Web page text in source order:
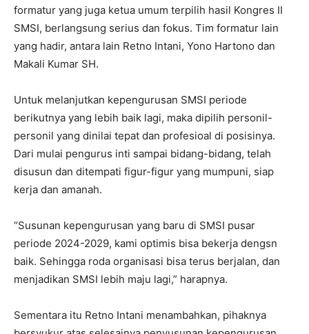
formatur yang juga ketua umum terpilih hasil Kongres II
SMSI, berlangsung serius dan fokus. Tim formatur lain
yang hadir, antara lain Retno Intani, Yono Hartono dan
Makali Kumar SH.
Untuk melanjutkan kepengurusan SMSI periode
berikutnya yang lebih baik lagi, maka dipilih personil-
personil yang dinilai tepat dan profesioal di posisinya.
Dari mulai pengurus inti sampai bidang-bidang, telah
disusun dan ditempati figur-figur yang mumpuni, siap
kerja dan amanah.
“Susunan kepengurusan yang baru di SMSI pusar
periode 2024-2029, kami optimis bisa bekerja dengsn
baik. Sehingga roda organisasi bisa terus berjalan, dan
menjadikan SMSI lebih maju lagi,” harapnya.
Sementara itu Retno Intani menambahkan, pihaknya